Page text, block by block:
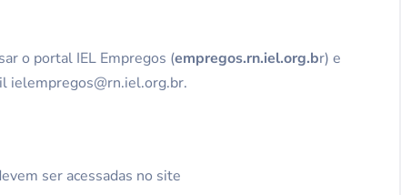
o portal IEL Empregos (empregos.rn.iel.org.br) e
ielempregos@rn.iel.org.br.
ser acessadas no site